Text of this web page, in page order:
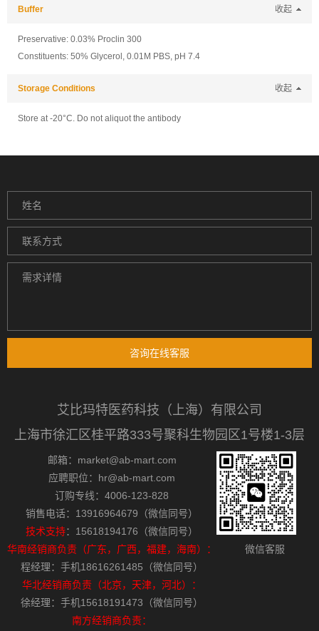
Buffer 收起
Preservative: 0.03% Proclin 300
Constituents: 50% Glycerol, 0.01M PBS, pH 7.4
Storage Conditions 收起
Store at -20°C. Do not aliquot the antibody
咨询在线客服
艾比玛特医药科技（上海）有限公司
上海市徐汇区桂平路333号聚科生物园区1号楼1-3层
邮箱：market@ab-mart.com
应聘职位：hr@ab-mart.com
订购专线：4006-123-828
销售电话：13916964679（微信同号）
技术支持：15618194176（微信同号）
华南经销商负责（广东，广西，福建，海南）：
程经理：手机18616261485（微信同号）
华北经销商负责（北京，天津，河北）：
徐经理：手机15618191473（微信同号）
南方经销商负责：
微信客服